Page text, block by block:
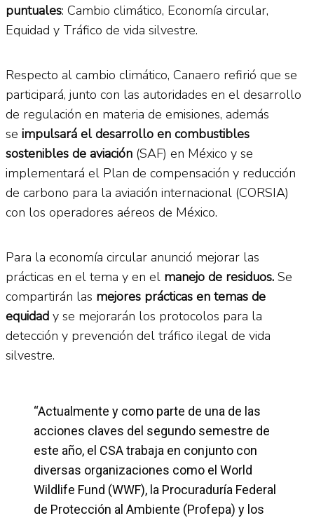
puntuales: Cambio climático, Economía circular,
Equidad y Tráfico de vida silvestre.
Respecto al cambio climático, Canaero refirió que se
participará, junto con las autoridades en el desarrollo
de regulación en materia de emisiones, además
se impulsará el desarrollo en combustibles
sostenibles de aviación (SAF) en México y se
implementará el Plan de compensación y reducción
de carbono para la aviación internacional (CORSIA)
con los operadores aéreos de México.
Para la economía circular anunció mejorar las
prácticas en el tema y en el manejo de residuos. Se
compartirán las mejores prácticas en temas de
equidad y se mejorarán los protocolos para la
detección y prevención del tráfico ilegal de vida
silvestre.
“Actualmente y como parte de una de las
acciones claves del segundo semestre de
este año, el CSA trabaja en conjunto con
diversas organizaciones como el World
Wildlife Fund (WWF), la Procuraduría Federal
de Protección al Ambiente (Profepa) y los